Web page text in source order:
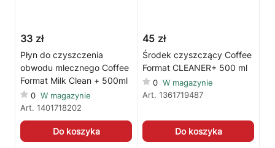
33 zł
Płyn do czyszczenia
obwodu mlecznego Coffee
Format Milk Clean + 500ml
0 W magazynie
Art. 1401718202
Do koszyka
45 zł
Środek czyszczący Coffee
Format CLEANER+ 500 ml
0 W magazynie
Art. 1361719487
Do koszyka